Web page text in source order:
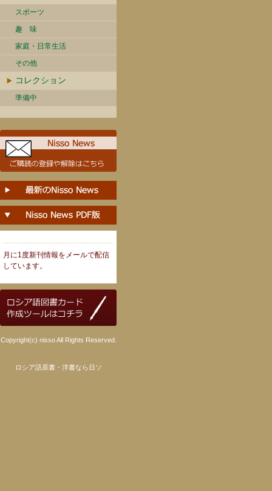
スポーツ
趣 味
家庭・日常生活
その他
コレクション
準備中
月に1度新刊情報をメールで配信
しています。
Copyright(c) nisso All Rights Reserved.
ロシア語原書・洋書なら日ソ